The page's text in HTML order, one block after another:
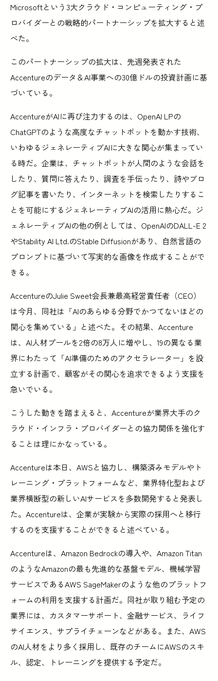
Microsoftという3大クラウド・コンピューティング・プ
ロバイダーとの戦略的パートナーシップを拡大すると述
べた。
このパートナーシップの拡大は、先週発表された
Accentureのデータ＆AI事業への30億ドルの投資計画に基
づいている。
AccentureがAIに再び注力するのは、OpenAI LPの
ChatGPTのような高度なチャットボットを動かす技術、
いわゆるジェネレーティブAIに大きな関心が集まってい
る時だ。企業は、チャットボットが人間のような会話を
したり、質問に答えたり、調査を手伝ったり、詩やブロ
グ記事を書いたり、インターネットを検索したりするこ
とを可能にするジェネレーティブAIの活用に熱心だ。ジ
ェネレーティブAIの他の例としては、OpenAIのDALL-E 2
やStability AI Ltd.のStable Diffusionがあり、自然言語の
プロンプトに基づいて写実的な画像を作成することがで
きる。
AccentureのJulie Sweet会長兼最高経営責任者（CEO）
は今月、同社は「AIのあらゆる分野でかつてないほどの
関心を集めている」と述べた。その結果、Accenture
は、AI人材プールを2倍の8万人に増やし、19の異なる業
界にわたって「AI準備のためのアクセラレーター」を設
立する計画で、顧客がその関心を追求できるよう支援を
急いでいる。
こうした動きを踏まえると、Accentureが業界大手のク
ラウド・インフラ・プロバイダーとの協力関係を強化す
ることは理にかなっている。
Accentureは本日、AWSと協力し、構築済みモデルやト
レーニング・プラットフォームなど、業界特化型および
業界横断型の新しいAIサービスを多数開発すると発表し
た。Accentureは、企業が実験から実際の採用へと移行
するのを支援することができると述べている。
Accentureは、Amazon Bedrockの導入や、Amazon Titan
のようなAmazonの最も先進的な基盤モデル、機械学習
サービスであるAWS SageMakerのような他のプラットフ
ォームの利用を支援する計画だ。同社が取り組む予定の
業界には、カスタマーサポート、金融サービス、ライフ
サイエンス、サプライチェーンなどがある。また、AWS
のAI人材をより多く採用し、既存のチームにAWSのスキ
ル、認定、トレーニングを提供する予定だ。